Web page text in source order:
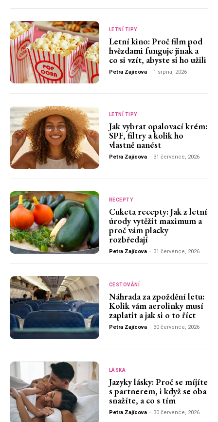
LETNÍ TIPY
Letní kino: Proč film pod
hvězdami funguje jinak a
co si vzít, abyste si ho užili
Petra Zajícova - 1 srpna, 2026
LETNÍ TIPY
Jak vybrat opalovací krém:
SPF, filtry a kolik ho
vlastně nanést
Petra Zajícova - 31 července, 2026
RECEPTY
Cuketa recepty: Jak z letní
úrody vytěžit maximum a
proč vám placky
rozbředají
Petra Zajícova - 31 července, 2026
CESTOVÁNÍ
Náhrada za zpoždění letu:
Kolik vám aerolinky musí
zaplatit a jak si o to říct
Petra Zajícova - 30 července, 2026
LÁSKA
Jazyky lásky: Proč se míjíte
s partnerem, i když se oba
snažíte, a co s tím
Petra Zajícova - 30 července, 2026